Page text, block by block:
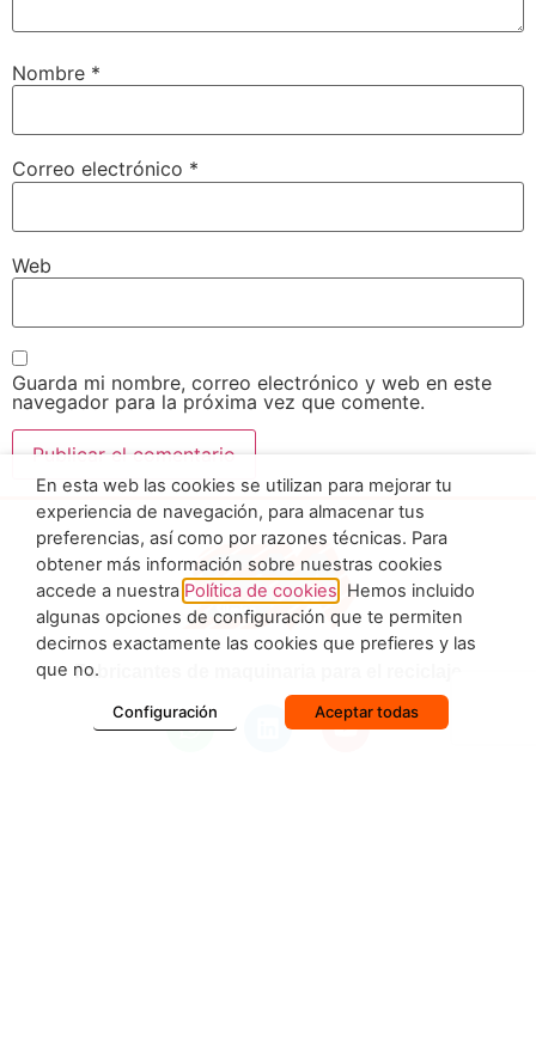
Nombre *
Correo electrónico *
Web
Guarda mi nombre, correo electrónico y web en este
navegador para la próxima vez que comente.
Fabricantes de maquinaria para el reciclaje
En esta web las cookies se utilizan para mejorar tu
experiencia de navegación, para almacenar tus
preferencias, así como por razones técnicas. Para
obtener más información sobre nuestras cookies
accede a nuestra Política de cookies . Hemos incluido
algunas opciones de configuración que te permiten
decirnos exactamente las cookies que prefieres y las
que no.
Configuración Aceptar todas